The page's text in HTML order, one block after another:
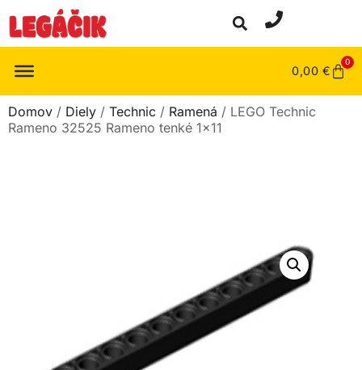
0,00 €
0
Domov / Diely / Technic / Ramená / LEGO Technic
Rameno 32525 Rameno tenké 1×11